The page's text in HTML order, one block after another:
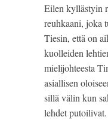
Eilen kyllästyin
reuhkaani, joka
Tiesin, että on
kuolleiden
mielijohteesta
asiallisen
sillä välin kun
lehdet putoilivat.